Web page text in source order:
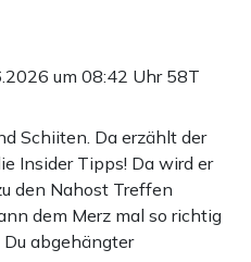
um 08:42 Uhr 58T
Schiiten. Da erzählt der
Insider Tipps! Da wird er
den Nahost Treffen
dem Merz mal so richtig
abgehängter